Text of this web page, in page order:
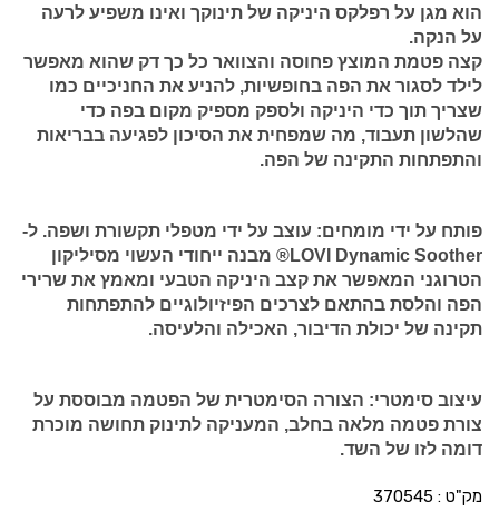
הוא מגן על רפלקס היניקה של תינוקך ואינו משפיע לרעה
על הנקה.
קצה פטמת המוצץ פחוסה והצוואר כל כך דק שהוא מאפשר
לילד לסגור את הפה בחופשיות, להניע את החניכיים כמו
שצריך תוך כדי היניקה ולספק מספיק מקום בפה כדי
שהלשון תעבוד, מה שמפחית את הסיכון לפגיעה בבריאות
והתפתחות התקינה של הפה.
פותח על ידי מומחים: עוצב על ידי מטפלי תקשורת ושפה. ל-
LOVI Dynamic Soother® מבנה ייחודי העשוי מסיליקון
הטרוגני המאפשר את קצב היניקה הטבעי ומאמץ את שרירי
הפה והלסת בהתאם לצרכים הפיזיולוגיים להתפתחות
תקינה של יכולת הדיבור, האכילה והלעיסה.
עיצוב סימטרי: הצורה הסימטרית של הפטמה מבוססת על
צורת פטמה מלאה בחלב, המעניקה לתינוק תחושה מוכרת
דומה לזו של השד.
מק"ט : 370545